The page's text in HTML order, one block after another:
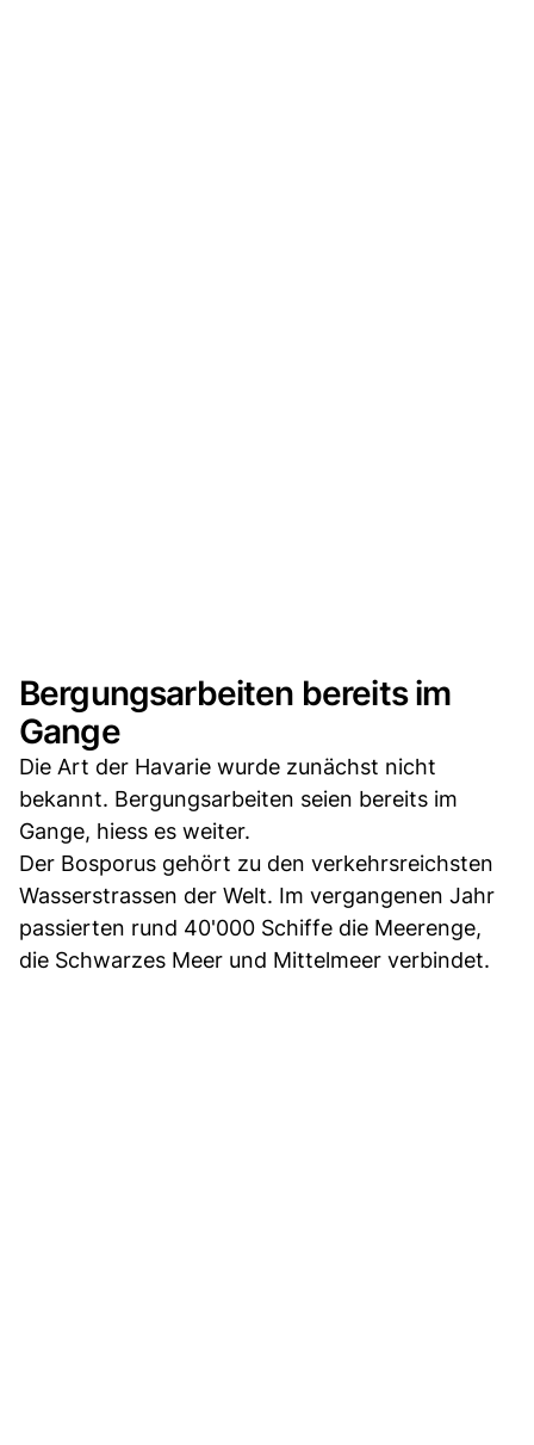
Bergungsarbeiten bereits im
Gange
Die Art der Havarie wurde zunächst nicht
bekannt. Bergungsarbeiten seien bereits im
Gange, hiess es weiter.
Der Bosporus gehört zu den verkehrsreichsten
Wasserstrassen der Welt. Im vergangenen Jahr
passierten rund 40'000 Schiffe die Meerenge,
die Schwarzes Meer und Mittelmeer verbindet.